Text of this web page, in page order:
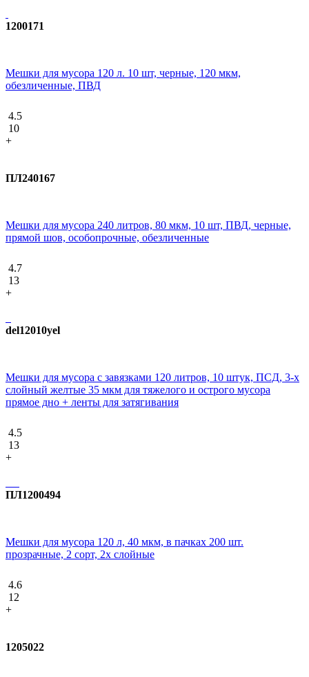
1200171
Мешки для мусора 120 л. 10 шт, черные, 120 мкм,
обезличенные, ПВД
4.5
10
+
ПЛ240167
Мешки для мусора 240 литров, 80 мкм, 10 шт, ПВД, черные,
прямой шов, особопрочные, обезличенные
4.7
13
+
del12010yel
Мешки для мусора с завязками 120 литров, 10 штук, ПCД, 3-х
слойный желтые 35 мкм для тяжелого и острого мусора
прямое дно + ленты для затягивания
4.5
13
+
ПЛ1200494
Мешки для мусора 120 л, 40 мкм, в пачках 200 шт.
прозрачные, 2 сорт, 2х слойные
4.6
12
+
1205022